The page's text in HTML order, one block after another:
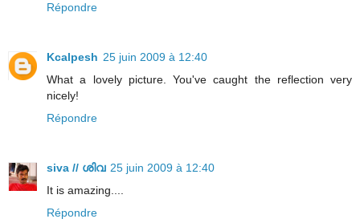
Répondre
Kcalpesh 25 juin 2009 à 12:40
What a lovely picture. You've caught the reflection very
nicely!
Répondre
siva // ശിവ 25 juin 2009 à 12:40
It is amazing....
Répondre